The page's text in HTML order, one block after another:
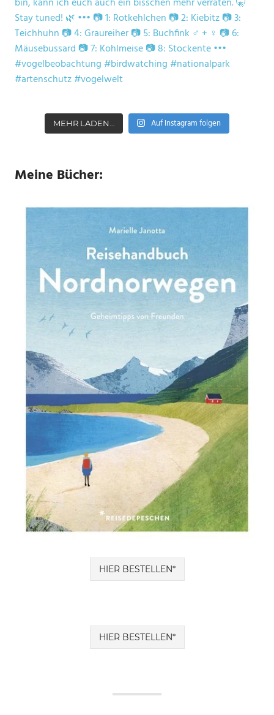
MEHR LADEN… Auf Instagram folgen
Meine Bücher:
HIER BESTELLEN*
HIER BESTELLEN*